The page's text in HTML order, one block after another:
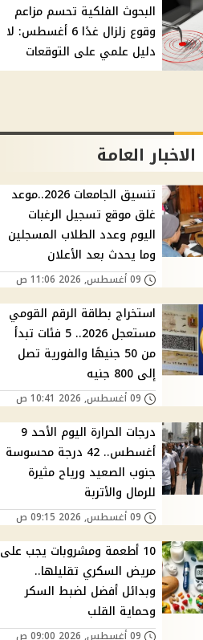
البحوث الفلكية تحسم مزاعم
وقوع زلزال غدًا 6 أغسطس: لا
دليل علمي على التوقعات
الاخبار العامة
تنسيق الجامعات 2026..موعد
غلق موقع تسجيل الرغبات
اليوم وعدد الطلاب المسجلين
وما يحدث بعد الأعلان
09 أغسطس, 2026 11:06 ص
استخراج بطاقة الرقم القومي
مستعجل 2026.. 5 فئات تبدأ
من 50 جنيهًا والفورية تصل
إلى 800 جنيه
09 أغسطس, 2026 10:41 ص
درجات الحرارة اليوم الأحد 9
أغسطس.. 42 درجة محسوسة
جنوب الصعيد ورياح مثيرة
للرمال والأتربة
09 أغسطس, 2026 09:15 ص
10 أطعمة ومشروبات يجب على
مريض السكري تقليلها..
وبدائل أفضل لضبط السكر
وحماية القلب
09 أغسطس, 2026 09:00 ص